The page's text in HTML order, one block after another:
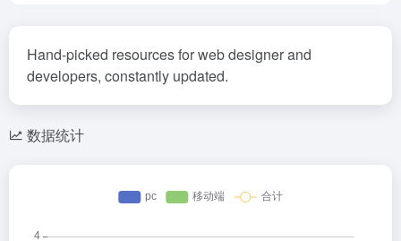
Hand-picked resources for web designer and
developers, constantly updated.
数据统计